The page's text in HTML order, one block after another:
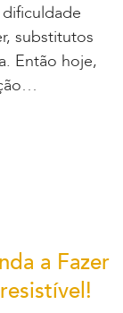
substitutos
Então hoje,
a Fazer